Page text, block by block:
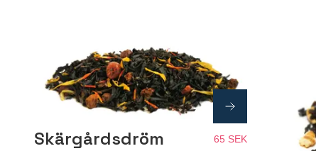
Skärgårdsdröm 65 SEK